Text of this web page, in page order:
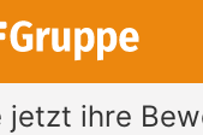
jetzt ihre